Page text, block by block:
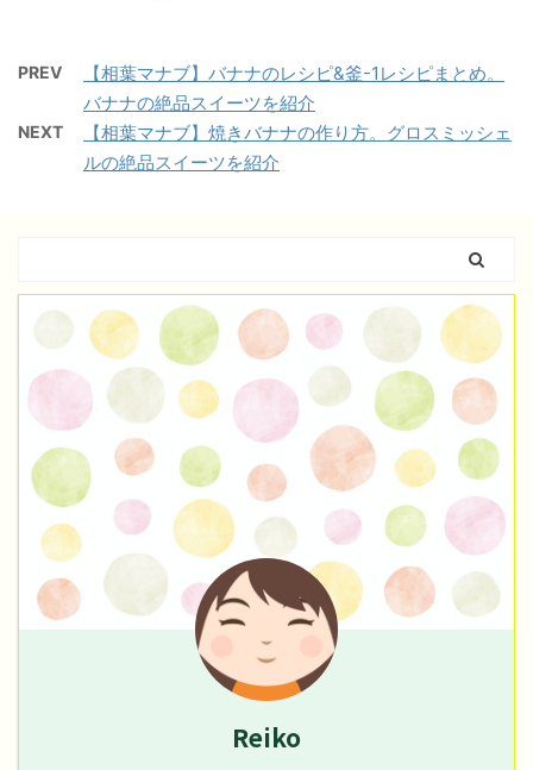
PREV
【相葉マナブ】バナナのレシピ&釜-1レシピまとめ。
バナナの絶品スイーツを紹介
NEXT
【相葉マナブ】焼きバナナの作り方。グロスミッシェ
ルの絶品スイーツを紹介
Reiko